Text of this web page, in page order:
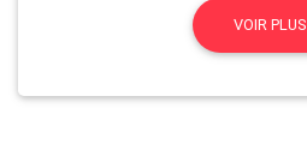
VOIR PLUS